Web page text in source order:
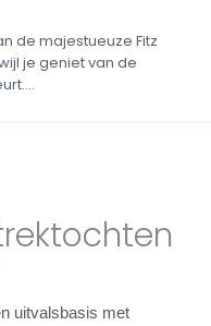
de majestueuze Fitz
je geniet van de
uitvalsbasis met